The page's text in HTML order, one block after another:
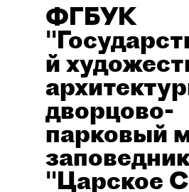
ФГБУК
й
дворцово-
парковый
"Царское